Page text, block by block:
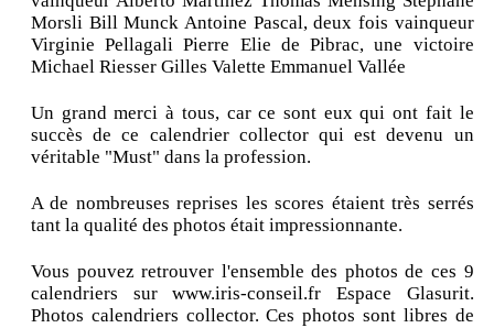
Morsli Bill Munck Antoine Pascal, deux fois vainqueur
Virginie Pellagali Pierre Elie de Pibrac, une victoire
Michael Riesser Gilles Valette Emmanuel Vallée
Un grand merci à tous, car ce sont eux qui ont fait le
succès de ce calendrier collector qui est devenu un
véritable "Must" dans la profession.
A de nombreuses reprises les scores étaient très serrés
tant la qualité des photos était impressionnante.
Vous pouvez retrouver l'ensemble des photos de ces 9
calendriers sur www.iris-conseil.fr Espace Glasurit.
Photos calendriers collector. Ces photos sont libres de